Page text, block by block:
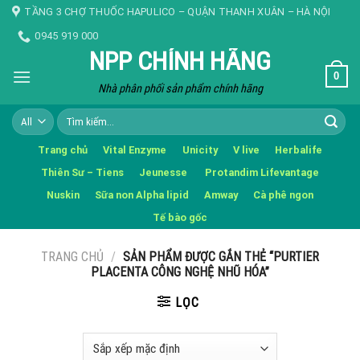
Skip TẦNG 3 CHỢ THUỐC HAPULICO – QUẬN THANH XUÂN – HÀ NỘI
0945 919 000
NPP CHÍNH HÃNG
Nhà phân phối sản phẩm chính hãng
0
Tìm
kiếm:
Trang chủ Vital Enzyme Unicity V live
Herbalife
Thiên Sư – Tiens
Jeunesse
Protandim Lifevantage
Nuskin
Sữa non Alpha lipid Amway
Cà phê ngon
Tế bào gốc
TRANG CHỦ / SẢN PHẨM ĐƯỢC GẮN THẺ “PURTIER
PLACENTA CÔNG NGHỆ NHŨ HÓA”
LỌC